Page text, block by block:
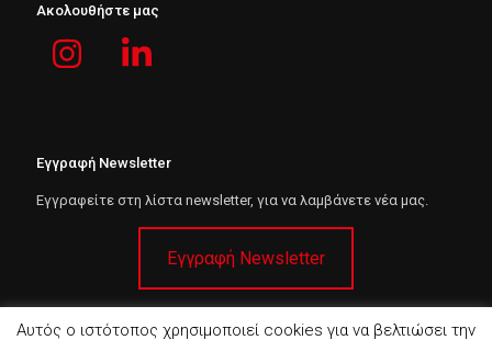
Ακολουθήστε μας
Εγγραφή Newsletter
Εγγραφείτε στη λίστα newsletter, για να λαμβάνετε νέα μας.
Εγγραφή Newsletter
Αυτός ο ιστότοπος χρησιμοποιεί cookies για να βελτιώσει την